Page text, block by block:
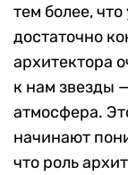
тем более,
достаточно
архитектора
к нам звезды
атмосфера.
начинают
что роль